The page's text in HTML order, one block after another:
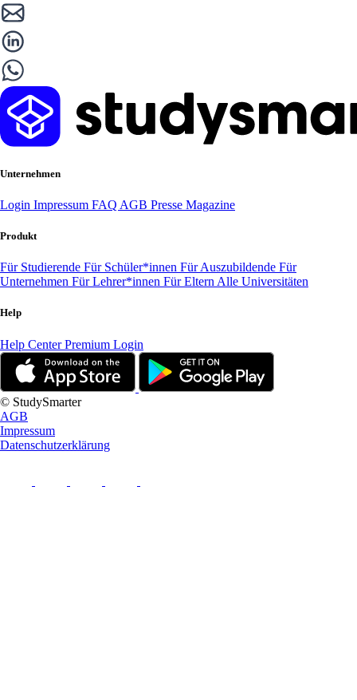
Unternehmen
Login Impressum FAQ AGB Presse Magazine
Produkt
Für Studierende Für Schüler*innen Für Auszubildende Für
Unternehmen Für Lehrer*innen Für Eltern Alle Universitäten
Help
Help CenterPremium Login
© StudySmarter
AGB
Impressum
Datenschutzerklärung